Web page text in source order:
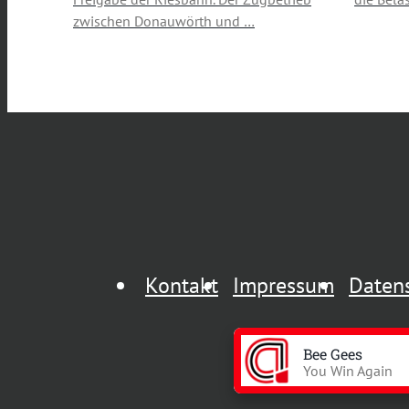
zwischen Donauwörth und …
Kontakt Impressum
Bee Gees
You Win Again